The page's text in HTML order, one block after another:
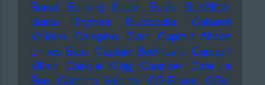
Burial Burning Spear Bush Bushido
Busta Rhymes Buzzcocks
Cabaret
Voltaire Campino Can
Captain Ahabs
Linkes Bein Captain Beefheart Carmen
Villain Carole King Cassiber Cate Le
Bon
Caterina Valente CD-Boxen
CDs